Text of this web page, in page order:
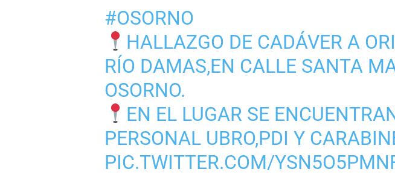
#OSORNO
HALLAZGO DE CADÁVER A
RÍO DAMAS,EN CALLE SANTA
OSORNO.
EN EL LUGAR SE
PERSONAL UBRO,PDI Y
PIC.TWITTER.COM/